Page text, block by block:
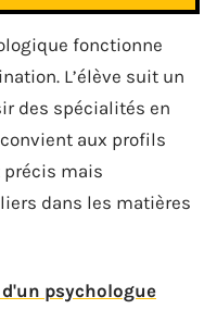
fonctionne
L’élève suit un
des spécialités en
aux profils
précis mais
dans les matières
psychologue